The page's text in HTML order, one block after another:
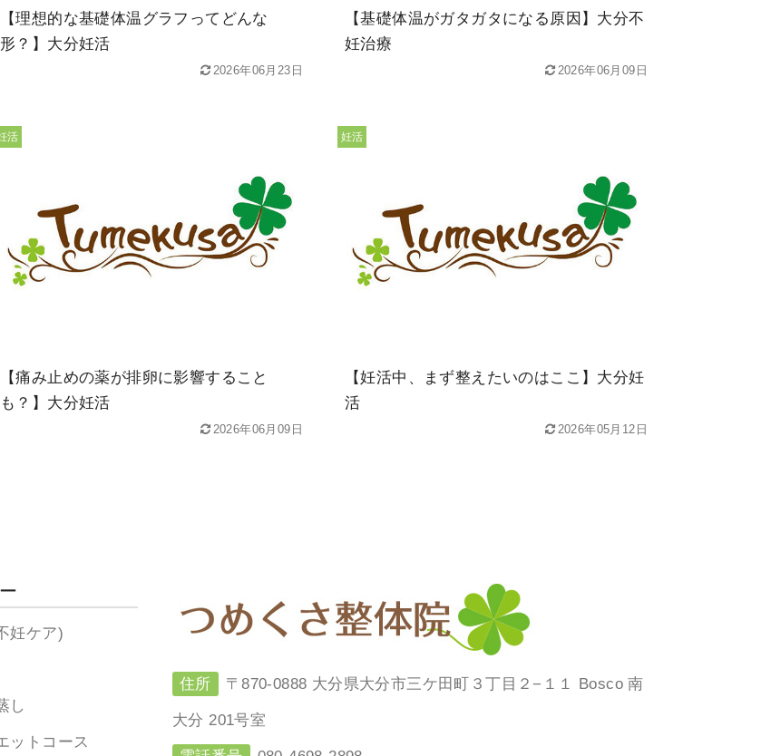
【理想的な基礎体温グラフってどんな
形？】大分妊活
2026年06月23日
【基礎体温がガタガタになる原因】大分不
妊治療
2026年06月09日
活
【痛み止めの薬が排卵に影響すること
も？】大分妊活
2026年06月09日
妊活
【妊活中、まず整えたいのはここ】大分妊
活
2026年05月12日
妊ケア)
し
ットコース
住所 〒870-0888 大分県大分市三ケ田町３丁目２−１１ Bosco 南
大分 201号室